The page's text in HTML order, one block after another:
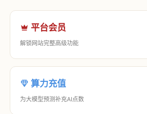
平台会员
解锁网站完整高级功能
算力充值
为大模型预测补充AI点数